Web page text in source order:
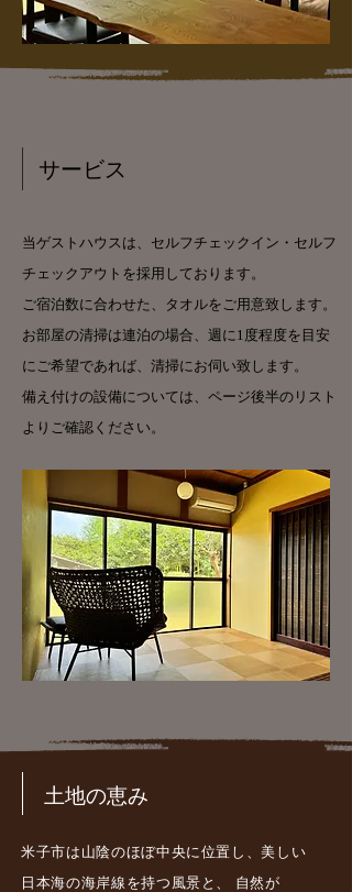
サービス
当ゲストハウスは、セルフチェックイン・セルフ
チェックアウトを採用しております。
ご宿泊数に合わせた、タオルをご用意致します。
お部屋の清掃は連泊の場合、週に1度程度を目安
にご希望であれば、清掃にお伺い致します。
備え付けの設備については、ページ後半のリスト
​よりご確認ください。
​土地の恵み
米子市は山陰のほぼ中央に位置し、美しい
日本海の海岸線を持つ風景と、 自然が